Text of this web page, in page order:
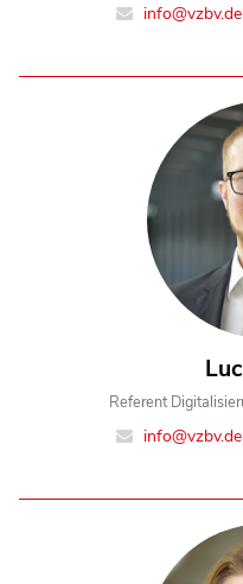
info@vzbv.de
Referent
info@vzbv.de